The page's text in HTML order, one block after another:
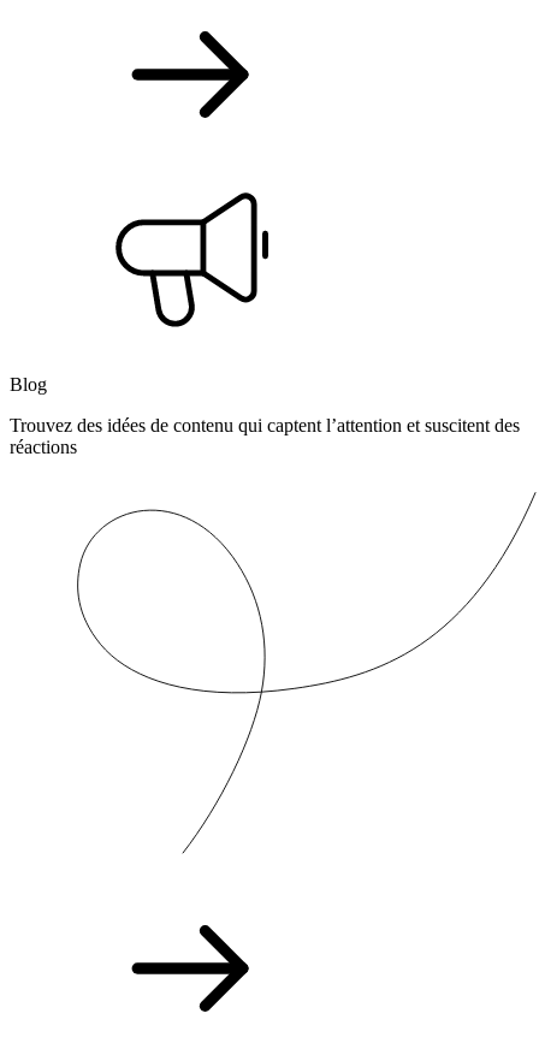
Blog
Trouvez des idées de contenu qui captent l’attention et suscitent des
réactions